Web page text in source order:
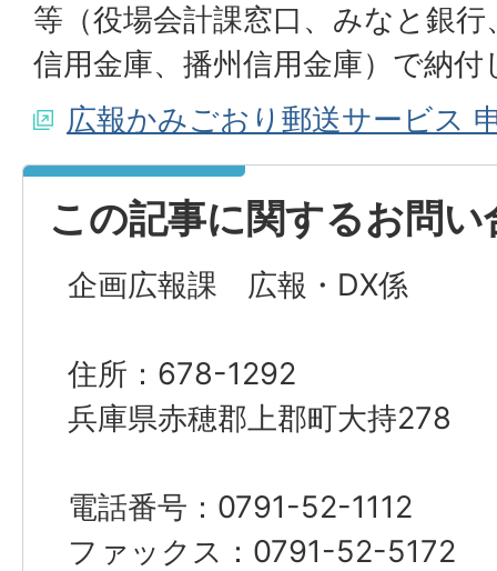
等（役場会計課窓口、みなと銀
信用金庫、播州信用金庫）で納
広報かみごおり郵送サービス
この記事に関するお問い
企画広報課 広報・DX係
住所：678-1292
兵庫県赤穂郡上郡町大持278
電話番号：0791-52-1112
ファックス：0791-52-5172